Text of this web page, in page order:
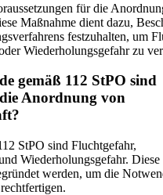
für die
Maßnahme dient dazu,
festzuhalten, um
Wiederholungsgefahr zu
gemäß 112 StPO sind
Anordnung von
StPO sind Fluchtgefahr,
Wiederholungsgefahr. Diese
werden, um die